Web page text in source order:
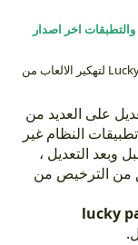
تحميل برنامج تهكير الالعاب للاندرويد Lucky Patcher APK لتهكير الالعاب من
على العديد من
النظام غير
وبعد التعديل ،
من الترخيص من
lucky